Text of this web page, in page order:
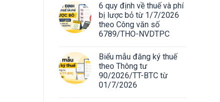
6 quy định về thuế và phí
bị lược bỏ từ 1/7/2026
theo Công văn số
6789/THO-NVDTPC
Biểu mẫu đăng ký thuế
theo Thông tư
90/2026/TT-BTC từ
01/7/2026